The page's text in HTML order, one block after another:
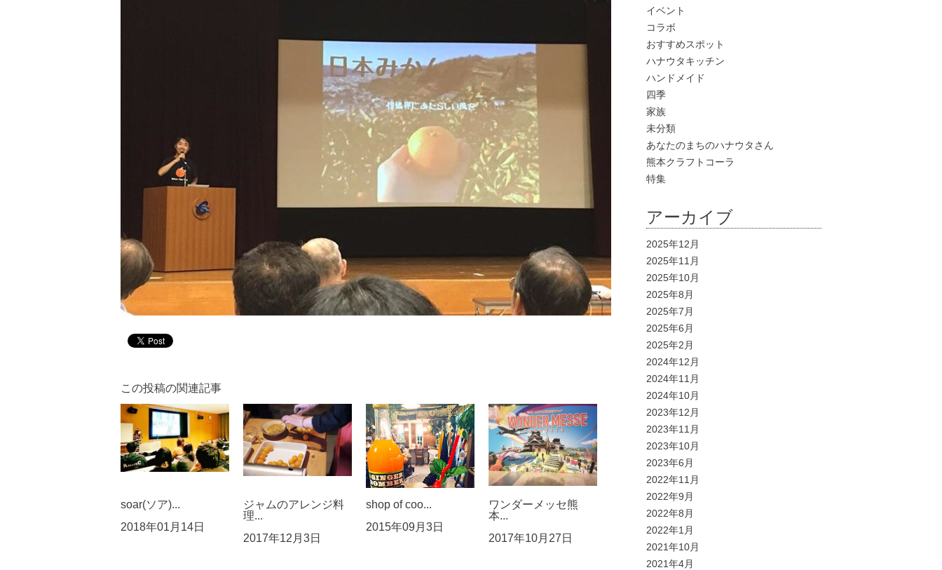
この投稿の関連記事
soar(ソア)...
2018年01月14日
ジャムのアレンジ料
理...
2017年12月3日
shop of coo...
2015年09月3日
ワンダーメッセ熊
本...
2017年10月27日
イベント
コラボ
おすすめスポット
ハナウタキッチン
ハンドメイド
四季
家族
未分類
あなたのまちのハナウタさん
熊本クラフトコーラ
特集
アーカイブ
2025年12月
2025年11月
2025年10月
2025年8月
2025年7月
2025年6月
2025年2月
2024年12月
2024年11月
2024年10月
2023年12月
2023年11月
2023年10月
2023年6月
2022年11月
2022年9月
2022年8月
2022年1月
2021年10月
2021年4月